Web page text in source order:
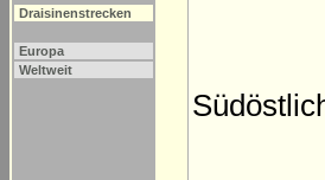
Draisinenstrecken
Europa
Weltweit